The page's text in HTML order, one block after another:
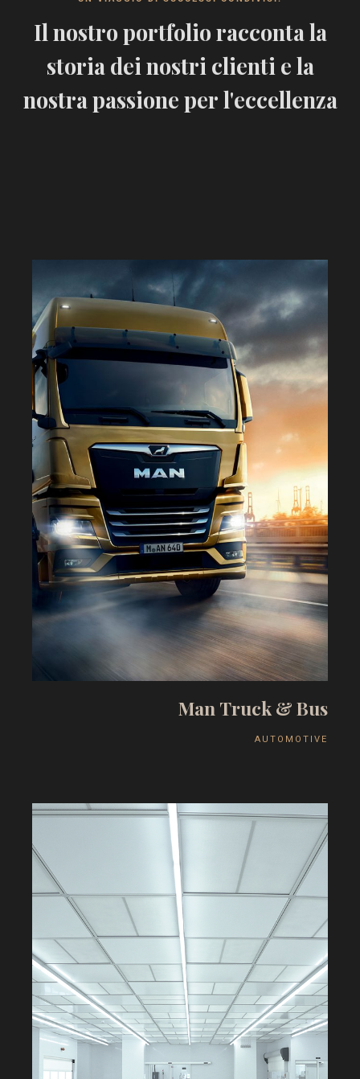
Il nostro portfolio racconta la
storia dei nostri clienti e la
nostra passione per l'eccellenza
Man Truck&Bus
A U T O M O T V E